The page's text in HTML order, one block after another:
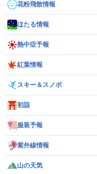
花粉飛散情報
ほたる情報
熱中症予報
紅葉情報
スキー＆スノボ
初詣
服装予報
紫外線情報
山の天気